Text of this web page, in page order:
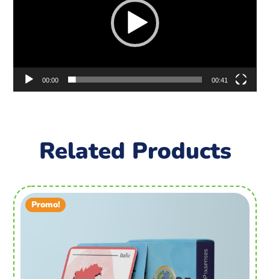
00:00 00:41
Related Products
Promo!